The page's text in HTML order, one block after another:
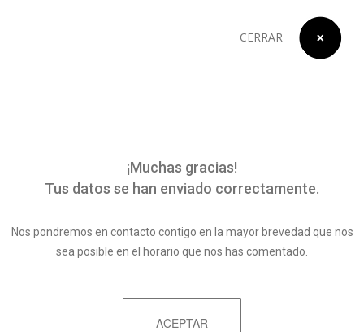
CERRAR
¡Muchas gracias!
Tus datos se han enviado correctamente.
Nos pondremos en contacto contigo en la mayor brevedad que nos
sea posible en el horario que nos has comentado.
ACEPTAR